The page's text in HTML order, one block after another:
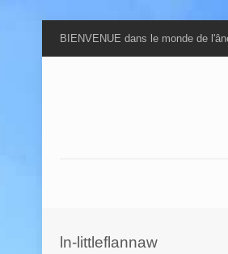
BIENVENUE dans le monde de
ln-littleflannaw